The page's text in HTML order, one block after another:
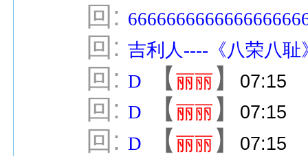
回:
回: 吉利人----《八荣八耻
回: D 【丽丽 】 07:15
回: D 【丽丽 】 07:15
回: D 【丽丽 】 07:15